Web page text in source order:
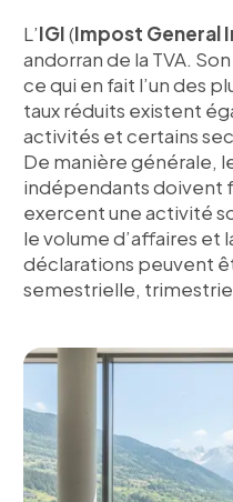
L’IGI(Impost General
andorran de la TVA.
ce qui en fait l’un des
taux réduits existent
activités et certains
De manière générale,
indépendants doivent
exercent une activité
le volume d’affaires et
déclarations peuvent
semestrielle,